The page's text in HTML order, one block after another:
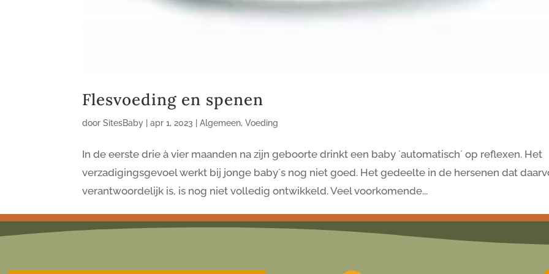
Flesvoeding en spenen
doorSitesBaby |apr 1, 2023 |Algemeen,Voeding
In de eerste drie à vier maanden na zijn geboorte drinkt een baby ´automatisch´ op reflexen. Het
verzadigingsgevoel werkt bij jonge baby´s nog niet goed. Het gedeelte in de hersenen dat
verantwoordelijk is, is nog niet volledig ontwikkeld. Veel voorkomende...